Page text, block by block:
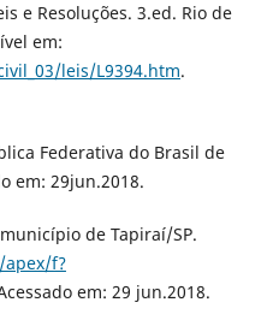
e Resoluções. 3.ed. Rio de
em:
leis/L9394.htm.
Federativa do Brasil de
em: 29jun.2018.
de Tapiraí/SP.
f?
em: 29 jun.2018.